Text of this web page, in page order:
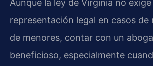
Aunque la ley de Virginia no exige
representación legal en casos de
de menores, contar con un
beneficioso, especialmente